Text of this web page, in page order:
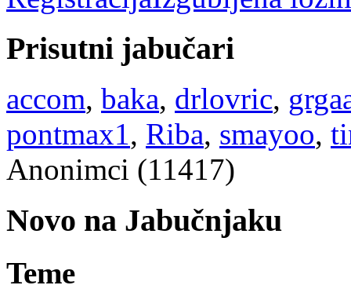
Prisutni jabučari
accom, baka, drlovric,
pontmax1, Riba, smayoo,
Anonimci (11417)
Novo na Jabučnjaku
Teme